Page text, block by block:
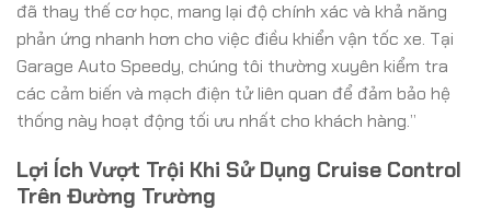
đã thay thế cơ học, mang lại độ chính xác và khả năng
phản ứng nhanh hơn cho việc điều khiển vận tốc xe. Tại
Garage Auto Speedy, chúng tôi thường xuyên kiểm tra
các cảm biến và mạch điện tử liên quan để đảm bảo hệ
thống này hoạt động tối ưu nhất cho khách hàng.”
Lợi Ích Vượt Trội Khi Sử Dụng Cruise Control
Trên Đường Trường